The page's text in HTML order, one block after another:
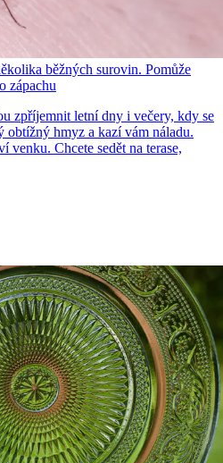
běžných surovin. Pomůže
zápachu
zpříjemnit letní dny i večery, kdy se
obtížný hmyz a kazí vám náladu.
venku. Chcete sedět na terase,